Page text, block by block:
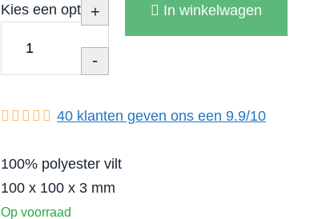
Kies een optie+
-
In winkelwagen
40 klanten geven ons een 9.9/10
100% polyester vilt
100 x 100 x 3 mm
Op voorraad